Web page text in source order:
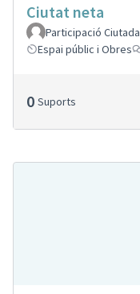
Ciutat neta
Participació
Espai públic i Obres
0 Suports